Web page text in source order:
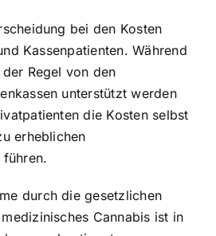
bei den Kosten
Kassenpatienten. Während
Regel von den
unterstützt werden
die Kosten selbst
erheblichen
führen.
durch die gesetzlichen
Cannabis ist in